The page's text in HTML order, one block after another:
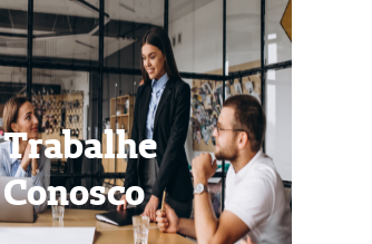
Trabalhe
Conosco